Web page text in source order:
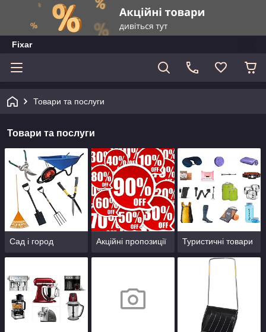
Fixar
Товари та послуги
Товари та послуги
Сад і город Акційні пропозиції Туристичні товари